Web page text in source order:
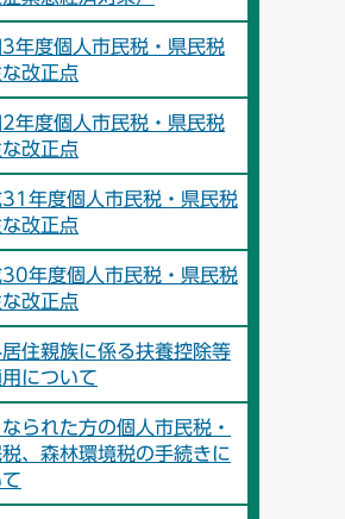
年度個人市民税・県民税
改正点
年度個人市民税・県民税
改正点
年度個人市民税・県民税
改正点
年度個人市民税・県民税
改正点
居住親族に係る扶養控除等
について
られた方の個人市民税・
、森林環境税の手続きに